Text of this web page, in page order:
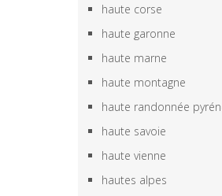
haute corse
haute garonne
haute marne
haute montagne
haute randonnée
haute savoie
haute vienne
hautes alpes